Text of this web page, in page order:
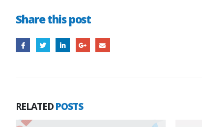
Share this post
RELATEDPOSTS